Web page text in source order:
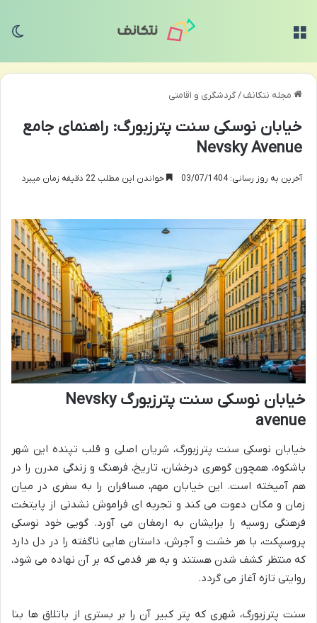
مجله نتکانف/گردشگری و اقامتی
خیابان نوسکی سنت پترزبورگ: راهنمای جامع
Nevsky Avenue
آخرین به روز رسانی: 03/07/1404 خواندن این مطلب 22 دقیقه زمان میبرد
خیابان نوسکی سنت پترزبورگ Nevsky
avenue
خیابان نوسکی سنت پترزبورگ، شریان اصلی و قلب تپنده این شهر
باشکوه، همچون گوهری درخشان، تاریخ، فرهنگ و زندگی مدرن را در
هم آمیخته است. این خیابان مهم، مسافران را به سفری در میان
زمان و مکان دعوت می کند و تجربه ای فراموش نشدنی از پایتخت
فرهنگی روسیه را برایشان به ارمغان می آورد. گویی خود نوسکی
پروسپکت، با هر خشت و آجرش، داستان هایی ناگفته را در دل دارد
که منتظر کشف شدن هستند و به هر قدمی که بر آن نهاده می شود،
روایتی تازه آغاز می گردد.
سنت پترزبورگ، شهری که پتر کبیر آن را بر بستری از باتلاق ها بنا